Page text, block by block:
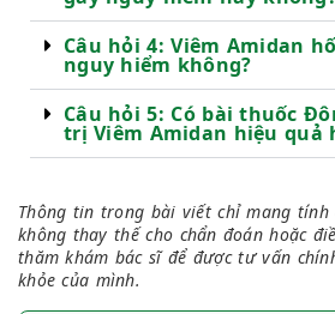
Câu hỏi 4: Viêm Amidan
nguy hiểm không?
Câu hỏi 5: Có bài thuốc
trị Viêm Amidan hiệu quả
Thông tin trong bài viết chỉ mang tính
không thay thế cho chẩn đoán hoặc
thăm khám bác sĩ để được tư vấn
khỏe của mình.